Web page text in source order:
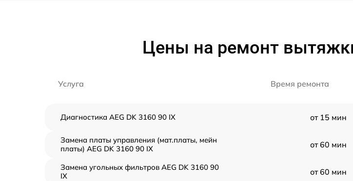
Цены на ремонт
Услуга Время ремонта
Диагностика AEG DK 3160 90 IX от 15 мин
Замена платы управления (мат.платы, мейн
платы) AEG DK 3160 90 IX
от 60 мин
Замена угольных фильтров AEG DK 3160 90
IX
от 60 мин